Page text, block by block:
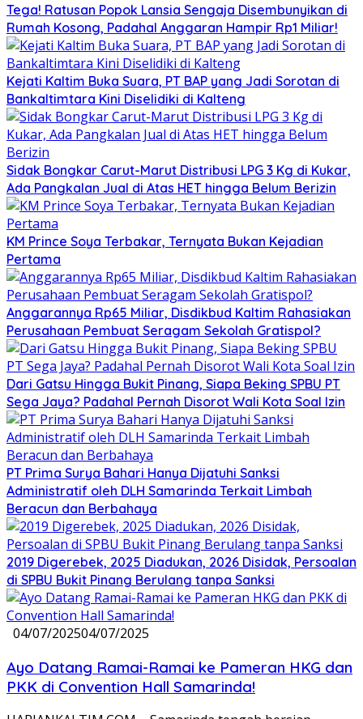
Tega! Ratusan Popok Lansia Sengaja Disembunyikan di
Rumah Kosong, Padahal Anggaran Hampir Rp1 Miliar!
Kejati Kaltim Buka Suara, PT BAP yang Jadi Sorotan di
Bankaltimtara Kini Diselidiki di Kalteng
Sidak Bongkar Carut-Marut Distribusi LPG 3 Kg di Kukar,
Ada Pangkalan Jual di Atas HET hingga Belum Berizin
KM Prince Soya Terbakar, Ternyata Bukan Kejadian
Pertama
Anggarannya Rp65 Miliar, Disdikbud Kaltim Rahasiakan
Perusahaan Pembuat Seragam Sekolah Gratispol?
Dari Gatsu Hingga Bukit Pinang, Siapa Beking SPBU PT
Sega Jaya? Padahal Pernah Disorot Wali Kota Soal Izin
PT Prima Surya Bahari Hanya Dijatuhi Sanksi
Administratif oleh DLH Samarinda Terkait Limbah
Beracun dan Berbahaya
2019 Digerebek, 2025 Diadukan, 2026 Disidak, Persoalan
di SPBU Bukit Pinang Berulang tanpa Sanksi
04/07/202504/07/2025
Ayo Datang Ramai-Ramai ke Pameran HKG dan
PKK di Convention Hall Samarinda!